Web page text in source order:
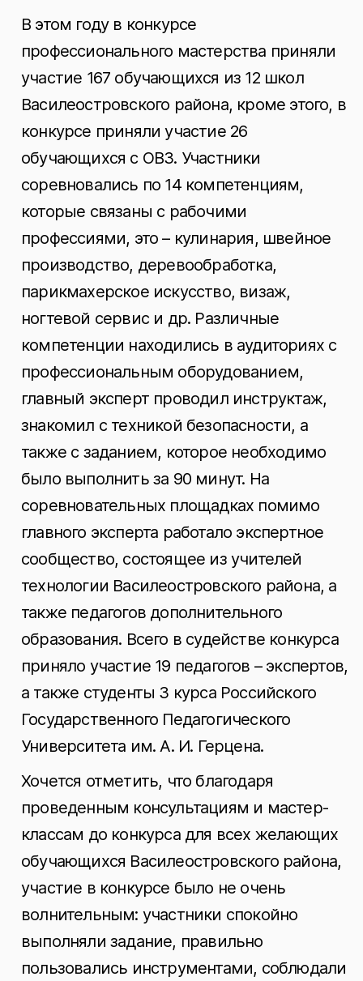
В этом году в конкурсе
профессионального мастерства приняли
участие 167 обучающихся из 12 школ
Василеостровского района, кроме этого, в
конкурсе приняли участие 26
обучающихся с ОВЗ. Участники
соревновались по 14 компетенциям,
которые связаны с рабочими
профессиями, это – кулинария, швейное
производство, деревообработка,
парикмахерское искусство, визаж,
ногтевой сервис и др. Различные
компетенции находились в аудиториях с
профессиональным оборудованием,
главный эксперт проводил инструктаж,
знакомил с техникой безопасности, а
также с заданием, которое необходимо
было выполнить за 90 минут. На
соревновательных площадках помимо
главного эксперта работало экспертное
сообщество, состоящее из учителей
технологии Василеостровского района, а
также педагогов дополнительного
образования. Всего в судействе конкурса
приняло участие 19 педагогов – экспертов,
а также студенты 3 курса Российского
Государственного Педагогического
Университета им. А. И. Герцена.
Хочется отметить, что благодаря
проведенным консультациям и мастер-
классам до конкурса для всех желающих
обучающихся Василеостровского района,
участие в конкурсе было не очень
волнительным: участники спокойно
выполняли задание, правильно
пользовались инструментами, соблюдали